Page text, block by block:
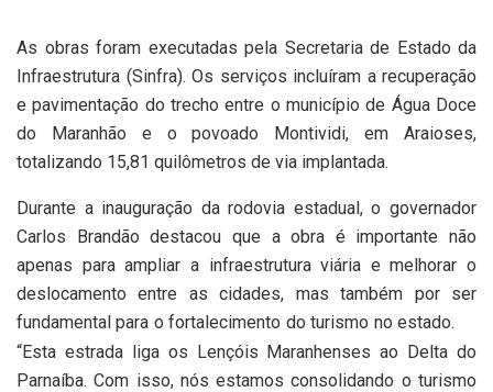
As obras foram executadas pela Secretaria de Estado da
Infraestrutura (Sinfra). Os serviços incluíram a recuperação
e pavimentação do trecho entre o município de Água Doce
do Maranhão e o povoado Montividi, em Araioses,
totalizando 15,81 quilômetros de via implantada.
Durante a inauguração da rodovia estadual, o governador
Carlos Brandão destacou que a obra é importante não
apenas para ampliar a infraestrutura viária e melhorar o
deslocamento entre as cidades, mas também por ser
fundamental para o fortalecimento do turismo no estado.
“Esta estrada liga os Lençóis Maranhenses ao Delta do
Parnaíba. Com isso, nós estamos consolidando o turismo